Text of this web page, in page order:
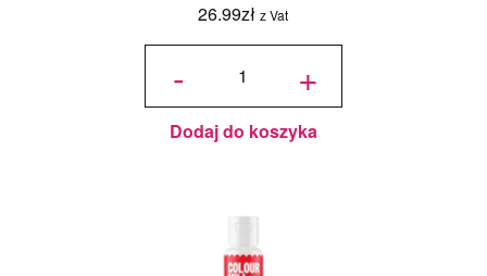
26.99zł z Vat
-
ilość
olejowy
Colour
Mill bez
E171 -
Black
+
Dodaj do koszyka